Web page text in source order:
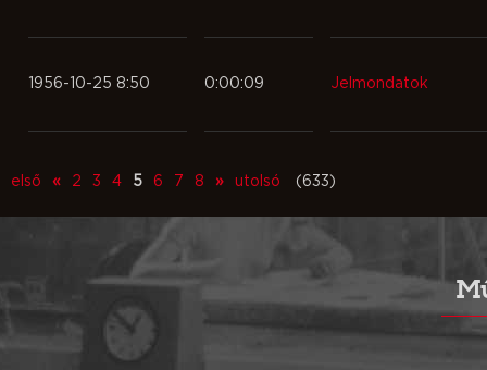
1956-10-25 8:50 0:00:09 Jelmondatok
első « 2 3 4 5 6 7 8 » utolsó (633)